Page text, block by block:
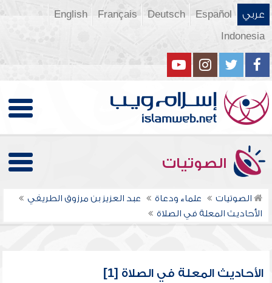
عربي Español
Deutsch
Français
English
Indonesia
الصوتيات
الصوتيات علماء ودعاة
عبد العزيز بن مرزوق الطريفي
الأحاديث المعلة في الصلاة
الأحاديث المعلة في الصلاة [1]